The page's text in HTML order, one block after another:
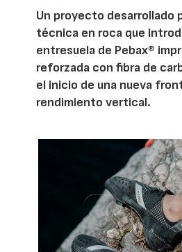
Un proyecto desarrollado
técnica en roca que
entresuela de Pebax®
reforzada con fibra de
el inicio de una nueva
rendimiento vertical.